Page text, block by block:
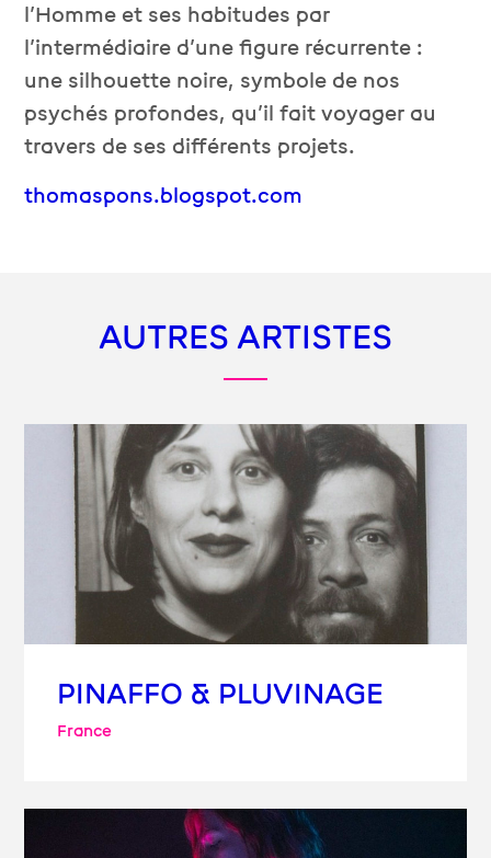
l’Homme et ses habitudes par
l’intermédiaire d’une figure récurrente :
une silhouette noire, symbole de nos
psychés profondes, qu’il fait voyager au
travers de ses différents projets.
thomaspons.blogspot.com
AUTRES ARTISTES
PINAFFO & PLUVINAGE
France